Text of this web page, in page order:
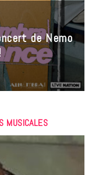
de Nemo
MUSICALES